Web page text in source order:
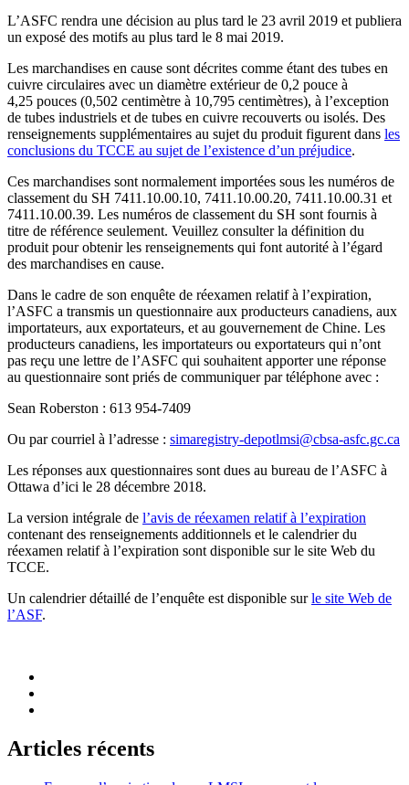
L’ASFC rendra une décision au plus tard le 23 avril 2019 et publiera
un exposé des motifs au plus tard le 8 mai 2019.
Les marchandises en cause sont décrites comme étant des tubes en
cuivre circulaires avec un diamètre extérieur de 0,2 pouce à
4,25 pouces (0,502 centimètre à 10,795 centimètres), à l’exception
de tubes industriels et de tubes en cuivre recouverts ou isolés. Des
renseignements supplémentaires au sujet du produit figurent dans les
conclusions du TCCE au sujet de l’existence d’un préjudice.
Ces marchandises sont normalement importées sous les numéros de
classement du SH 7411.10.00.10, 7411.10.00.20, 7411.10.00.31 et
7411.10.00.39. Les numéros de classement du SH sont fournis à
titre de référence seulement. Veuillez consulter la définition du
produit pour obtenir les renseignements qui font autorité à l’égard
des marchandises en cause.
Dans le cadre de son enquête de réexamen relatif à l’expiration,
l’ASFC a transmis un questionnaire aux producteurs canadiens, aux
importateurs, aux exportateurs, et au gouvernement de Chine. Les
producteurs canadiens, les importateurs ou exportateurs qui n’ont
pas reçu une lettre de l’ASFC qui souhaitent apporter une réponse
au questionnaire sont priés de communiquer par téléphone avec :
Sean Roberston : 613 954-7409
Ou par courriel à l’adresse : simaregistry-depotlmsi@cbsa-asfc.gc.ca
Les réponses aux questionnaires sont dues au bureau de l’ASFC à
Ottawa d’ici le 28 décembre 2018.
La version intégrale de l’avis de réexamen relatif à l’expiration
contenant des renseignements additionnels et le calendrier du
réexamen relatif à l’expiration sont disponible sur le site Web du
TCCE.
Un calendrier détaillé de l’enquête est disponible surle site Web de
l’ASF.
Articles récents